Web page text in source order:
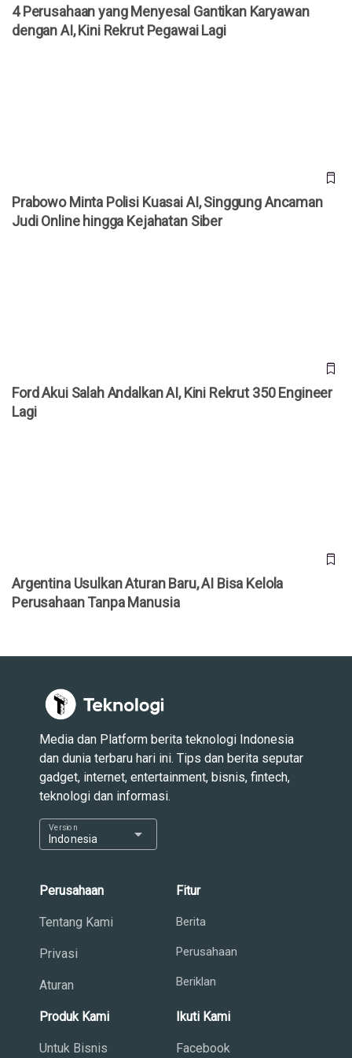
4 Perusahaan yang Menyesal Gantikan Karyawan
dengan AI, Kini Rekrut Pegawai Lagi
Prabowo Minta Polisi Kuasai AI, Singgung Ancaman
Judi Online hingga Kejahatan Siber
Ford Akui Salah Andalkan AI, Kini Rekrut 350 Engineer
Lagi
Argentina Usulkan Aturan Baru, AI Bisa Kelola
Perusahaan Tanpa Manusia
Media dan Platform berita teknologi Indonesia
dan dunia terbaru hari ini. Tips dan berita seputar
gadget, internet, entertainment, bisnis, fintech,
teknologi dan informasi.
Indonesia
Version arrow_drop_down
Perusahaan
Tentang Kami
Privasi
Aturan
Fitur
Berita
Perusahaan
Beriklan
Produk Kami
Untuk Bisnis
Ikuti Kami
Facebook